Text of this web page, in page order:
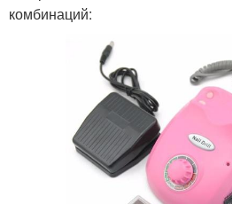
комбинаций: